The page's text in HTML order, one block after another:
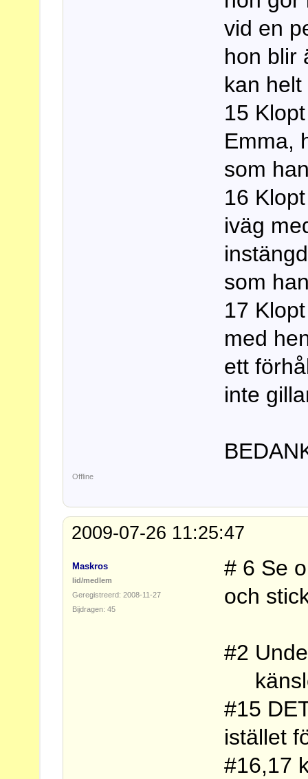
vid en
hon blir
kan
15
Emma,
som
16
iväg
som
17
med
ett
inte
Offline
2009-07-26 11:25:47
Maskros
lid/medlem
Geregistreerd: 2008-11-27
Bijdragen: 45
# 6 Se
och
#2
#15
istället
#16,17